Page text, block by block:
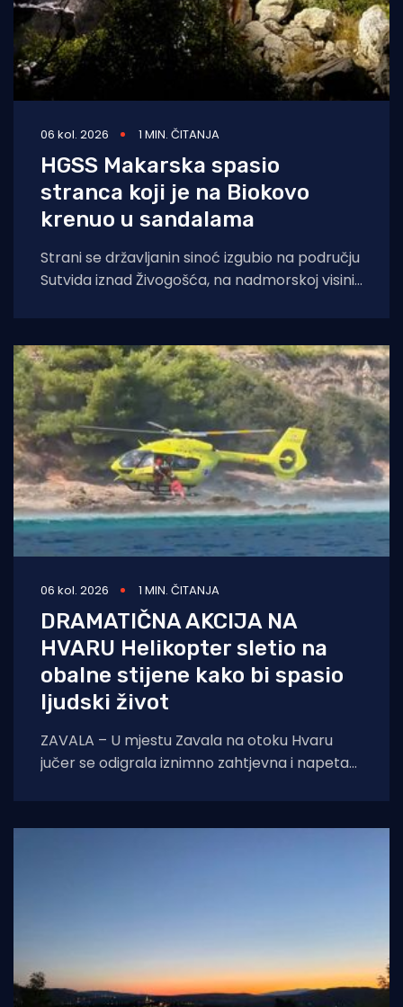
06 kol. 2026 1 MIN. ČITANJA
HGSS Makarska spasio
stranca koji je na Biokovo
krenuo u sandalama
Strani se državljanin sinoć izgubio na području
Sutvida iznad Živogošća, na nadmorskoj visini
06 kol. 2026 1 MIN. ČITANJA
DRAMATIČNA AKCIJA NA
HVARU Helikopter sletio na
obalne stijene kako bi spasio
ljudski život
ZAVALA – U mjestu Zavala na otoku Hvaru
jučer se odigrala iznimno zahtjevna i napeta